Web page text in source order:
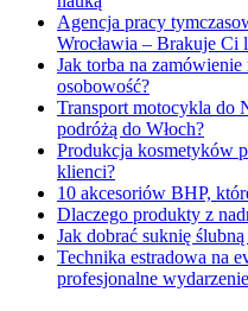
Agencja pracy
Wrocławia – Brakuje Ci
Jak torba na
osobowość?
Transport motocykla do
podróżą do Włoch?
Produkcja kosmetyków
klienci?
10 akcesoriów BHP,
Dlaczego produkty z
Jak dobrać suknię
Technika estradowa na
profesjonalne